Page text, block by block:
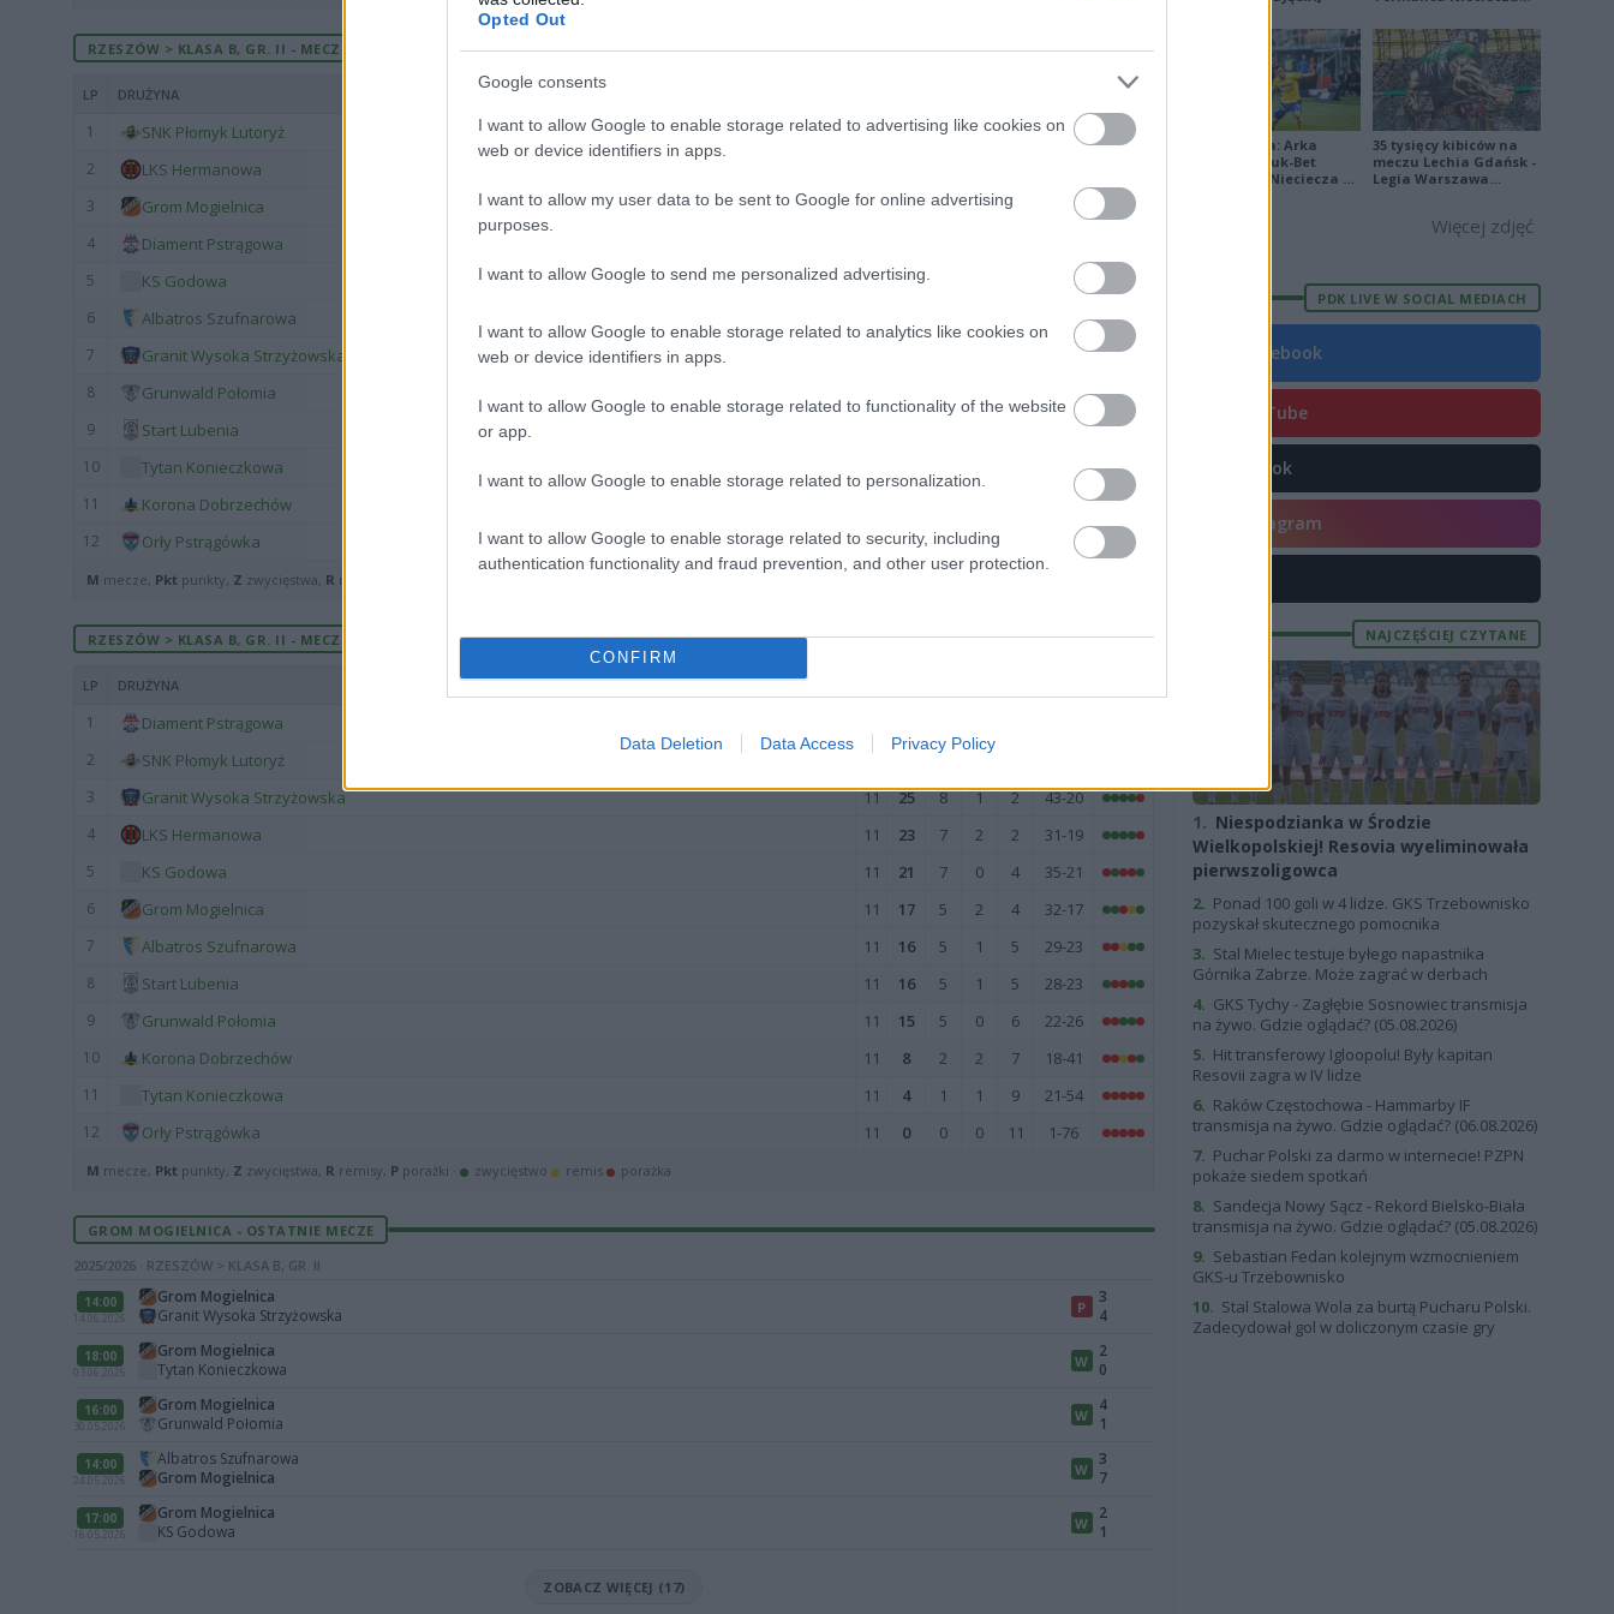
Opted Out
Google consents
I want to allow Google to enable storage related to advertising like cookies on
web or device identifiers in apps.
I want to allow my user data to be sent to Google for online advertising
purposes.
I want to allow Google to send me personalized advertising.
I want to allow Google to enable storage related to analytics like cookies on
web or device identifiers in apps.
I want to allow Google to enable storage related to functionality of the website
or app.
I want to allow Google to enable storage related to personalization.
I want to allow Google to enable storage related to security, including
authentication functionality and fraud prevention, and other user protection.
CONFIRM
Data Deletion Data Access Privacy Policy
RZESZÓW > KLASA B, GR. II - MECZE ROZEGRANE U SIEBIE
LP DRUŻYNA FORMA
1 SNK Płomyk Lutoryż 11 26 8 2 1 42-14
2 LKS Hermanowa
3 Grom Mogielnica 11 22 7 1 3 29-15
4 Diament Pstrągowa
5 KS Godowa 11 21 40-23
6 Albatros Szufnarowa 42-35
7 Granit Wysoka Strzyżowska 28-18
8 Grunwald Połomia 18-28
9 Start Lubenia 28-28
10 Tytan Konieczkowa 18-50
11 Korona Dobrzechów 14-42
12 Orły Pstrągówka 11 1 0 1 7-78
M mecze, Pkt punkty, Z zwycięstwa, R remisy,
RZESZÓW > KLASA B, GR. II - MECZE ROZEGRANE NA WYJEŹDZIE
LP DRUŻYNA
1 Diament Pstrągowa
2 SNK Płomyk Lutoryż 11 9
3 Granit Wysoka Strzyżowska 11 25 8 1 2 43-20
4 LKS Hermanowa 11 23 7 2 2 31-19
5 KS Godowa 11 21 7 0 4 35-21
6 Grom Mogielnica 11 17 5 2 4 32-17
7 Albatros Szufnarowa 11 16 5 1 5 29-23
8 Start Lubenia 11 16 5 1 5 28-23
9 Grunwald Połomia 11 15 5 0 6 22-26
10 Korona Dobrzechów 11 8 2 2 7 18-41
11 Tytan Konieczkowa 11 4 1 1 9 21-54
12 Orły Pstrągówka 11 0 0 0 11 1-76
M mecze, Pkt punkty, Z zwycięstwa, R remisy, P porażki · zwycięstwo remis porażka
GROM MOGIELNICA - OSTATNIE MECZE
2025/2026 · RZESZÓW > KLASA B, GR. II
14:00
14.06.2026
Grom Mogielnica
Granit Wysoka Strzyżowska
P
3
4
18:00
03.06.2026
Grom Mogielnica
Tytan Konieczkowa
W
2
0
16:00
30.05.2026
Grom Mogielnica
Grunwald Połomia
W
4
1
14:00
24.05.2026
Albatros Szufnarowa
Grom Mogielnica
W
3
7
17:00
16.05.2026
Grom Mogielnica
KS Godowa
W
2
1
ZOBACZ WIĘCEJ (17)
Ekstraklasa: Arka
Gdynia - Bruk-Bet
Termalica Nieciecza 2-
35 tysięcy kibiców na
meczu Lechia Gdańsk -
Legia Warszawa
Więcej zdjęć
PDK LIVE W SOCIAL MEDIACH
Facebook
YouTube
TikTok
Instagram
NAJCZĘŚCIEJ CZYTANE
1. Niespodzianka w Środzie
Wielkopolskiej! Resovia wyeliminowała
pierwszoligowca
2. Ponad 100 goli w 4 lidze. GKS Trzebownisko
pozyskał skutecznego pomocnika
3. Stal Mielec testuje byłego napastnika
Górnika Zabrze. Może zagrać w derbach
4. GKS Tychy - Zagłębie Sosnowiec transmisja
na żywo. Gdzie oglądać? (05.08.2026)
5. Hit transferowy Igloopolu! Były kapitan
Resovii zagra w IV lidze
6. Raków Częstochowa - Hammarby IF
transmisja na żywo. Gdzie oglądać? (06.08.2026)
7. Puchar Polski za darmo w internecie! PZPN
pokaże siedem spotkań
8. Sandecja Nowy Sącz - Rekord Bielsko-Biała
transmisja na żywo. Gdzie oglądać? (05.08.2026)
9. Sebastian Fedan kolejnym wzmocnieniem
GKS-u Trzebownisko
10. Stal Stalowa Wola za burtą Pucharu Polski.
Zadecydował gol w doliczonym czasie gry